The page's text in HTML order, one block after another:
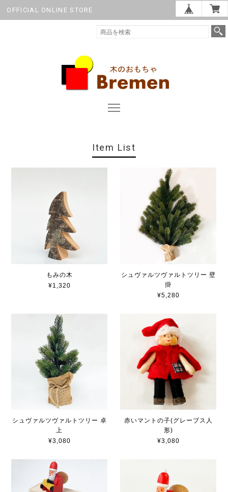
OFFICIAL ONLINE STORE
Item List
もみの木
¥1,320
シュヴァルツヴァルトツリー 壁
掛
¥5,280
シュヴァルツヴァルトツリー 卓
上
¥3,080
赤いマントの子(グレーブス人
形)
¥3,080